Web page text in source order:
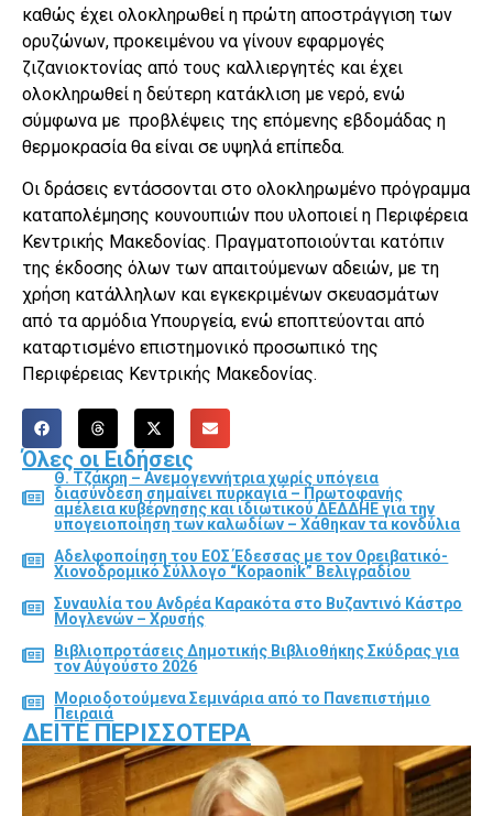
καθώς έχει ολοκληρωθεί η πρώτη αποστράγγιση των
ορυζώνων, προκειμένου να γίνουν εφαρμογές
ζιζανιοκτονίας από τους καλλιεργητές και έχει
ολοκληρωθεί η δεύτερη κατάκλιση με νερό, ενώ
σύμφωνα με προβλέψεις της επόμενης εβδομάδας η
θερμοκρασία θα είναι σε υψηλά επίπεδα.
Οι δράσεις εντάσσονται στο ολοκληρωμένο πρόγραμμα
καταπολέμησης κουνουπιών που υλοποιεί η Περιφέρεια
Κεντρικής Μακεδονίας. Πραγματοποιούνται κατόπιν
της έκδοσης όλων των απαιτούμενων αδειών, με τη
χρήση κατάλληλων και εγκεκριμένων σκευασμάτων
από τα αρμόδια Υπουργεία, ενώ εποπτεύονται από
καταρτισμένο επιστημονικό προσωπικό της
Περιφέρειας Κεντρικής Μακεδονίας.
Όλες οι Ειδήσεις
Θ. Τζάκρη – Ανεμογεννήτρια χωρίς υπόγεια
διασύνδεση σημαίνει πυρκαγιά – Πρωτοφανής
αμέλεια κυβέρνησης και ιδιωτικού ΔΕΔΔΗΕ για την
υπογειοποίηση των καλωδίων – Χάθηκαν τα κονδύλια
Αδελφοποίηση του ΕΟΣ Έδεσσας με τον Ορειβατικό-
Χιονοδρομικό Σύλλογο “Kopaonik” Βελιγραδίου
Συναυλία του Ανδρέα Καρακότα στο Βυζαντινό Κάστρο
Μογλενών – Χρυσής
Βιβλιοπροτάσεις Δημοτικής Βιβλιοθήκης Σκύδρας για
τον Αύγούστο 2026
Μοριοδοτούμενα Σεμινάρια από το Πανεπιστήμιο
Πειραιά
ΔΕΊΤΕ ΠΕΡΙΣΣΌΤΕΡΑ